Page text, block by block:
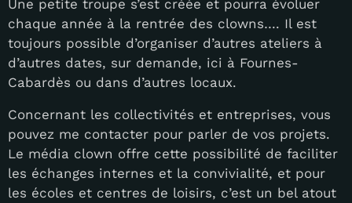
Une petite troupe s’est créée et pourra évoluer
chaque année à la rentrée des clowns…. Il est
toujours possible d’organiser d’autres ateliers à
d’autres dates, sur demande, ici à Fournes-
Cabardès ou dans d’autres locaux.
Concernant les collectivités et entreprises, vous
pouvez me contacter pour parler de vos projets.
Le média clown offre cette possibilité de faciliter
les échanges internes et la convivialité, et pour
les écoles et centres de loisirs, c’est un bel atout